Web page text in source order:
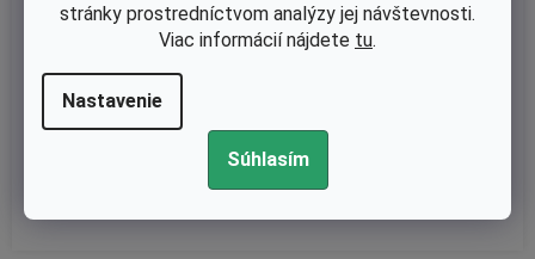
stránky prostredníctvom analýzy jej návštevnosti.
Viac informácií nájdete tu.
Nastavenie
Súhlasím
Skladom